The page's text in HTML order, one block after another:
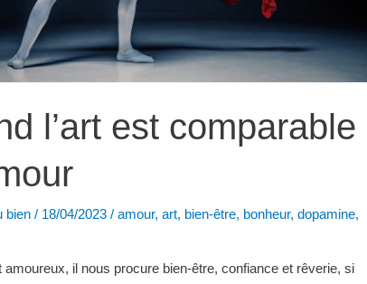
l’art est comparable
bien / 18/04/2023 / amour, art, bien-être, bonheur, dopamine,
amoureux, il nous procure bien-être, confiance et rêverie, si